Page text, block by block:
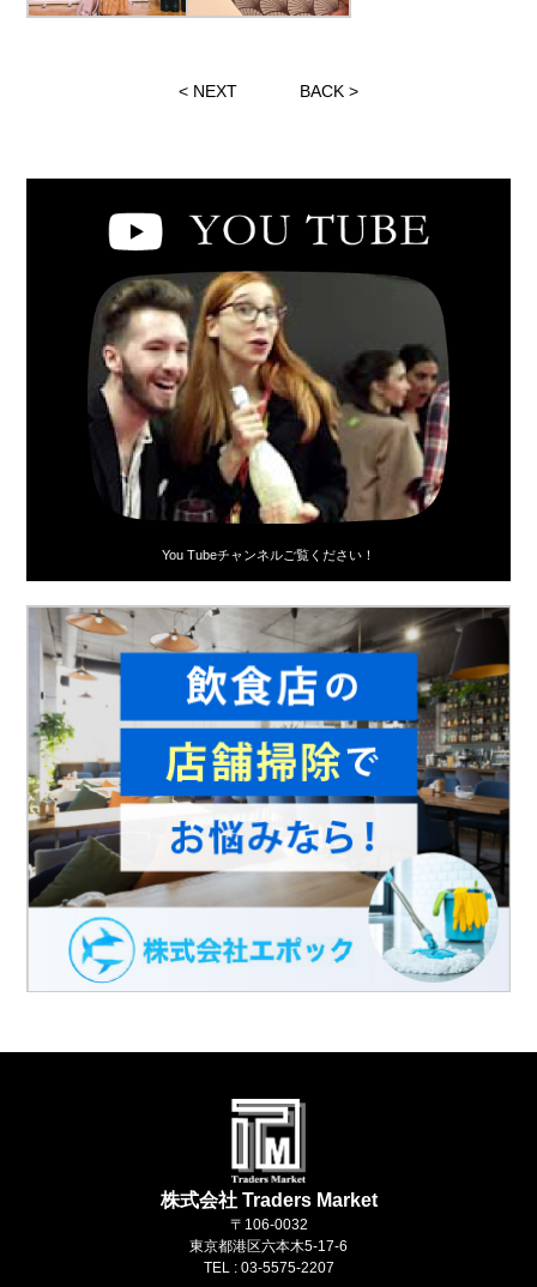
< NEXT BACK >
You Tubeチャンネルご覧ください！
株式会社 Traders Market
〒106-0032
東京都港区六本木5-17-6
TEL : 03-5575-2207